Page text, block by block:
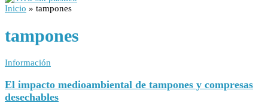
Inicio » tampones
tampones
Información
El impacto medioambiental de tampones y compresas
desechables